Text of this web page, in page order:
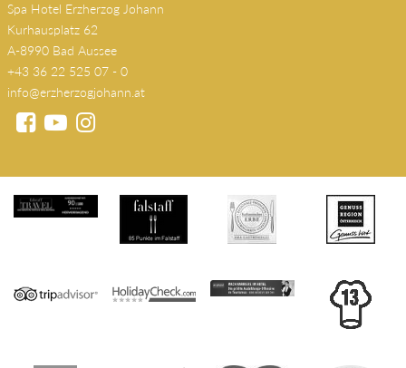
Spa Hotel Erzherzog Johann
Kurhausplatz 62
A-8990 Bad Aussee
+43 36 22 525 07 - 0
info@erzherzogjohann.at